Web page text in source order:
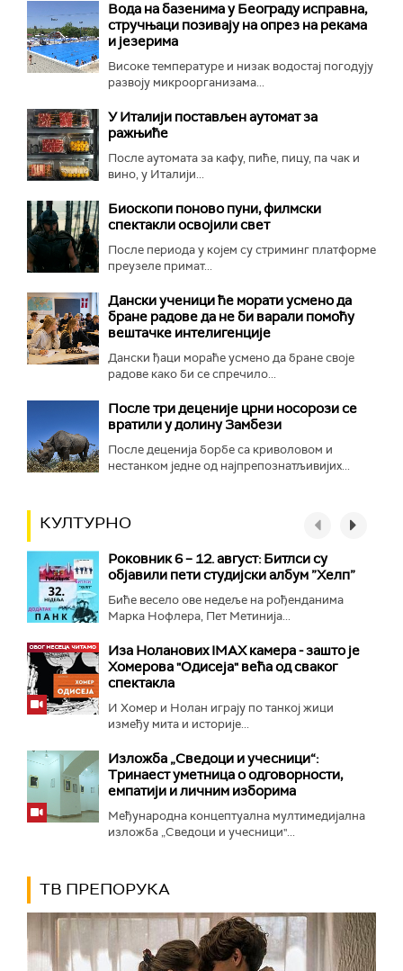
Вода на базенима у Београду исправна,
стручњаци позивају на опрез на рекама
и језерима
Високе температуре и низак водостај погодују
развоју микроорганизама...
У Италији постављен аутомат за
ражњиће
После аутомата за кафу, пиће, пицу, па чак и
вино, у Италији...
Биоскопи поново пуни, филмски
спектакли освојили свет
После периода у којем су стриминг платформе
преузеле примат...
Дански ученици ће морати усмено да
бране радове да не би варали помоћу
вештачке интелигенције
Дански ђаци мораће усмено да бране своје
радове како би се спречило...
После три деценије црни носорози се
вратили у долину Замбези
После деценија борбе са криволовом и
нестанком једне од најпрепознатљивијих...
КУЛТУРНО
Роковник 6 – 12. август: Битлси су
објавили пети студијски албум ”Хелп”
Биће весело ове недеље на рођенданима
Марка Нофлера, Пет Метинија...
Иза Ноланових IMAX камера - зашто је
Хомерова "Одисеја" већа од сваког
спектакла
И Хомер и Нолан играју по танкој жици
између мита и историје...
Изложба „Сведоци и учесници“:
Тринаест уметница о одговорности,
емпатији и личним изборима
Међународна концептуална мултимедијална
изложба „Сведоци и учесници"...
ТВ ПРЕПОРУКА